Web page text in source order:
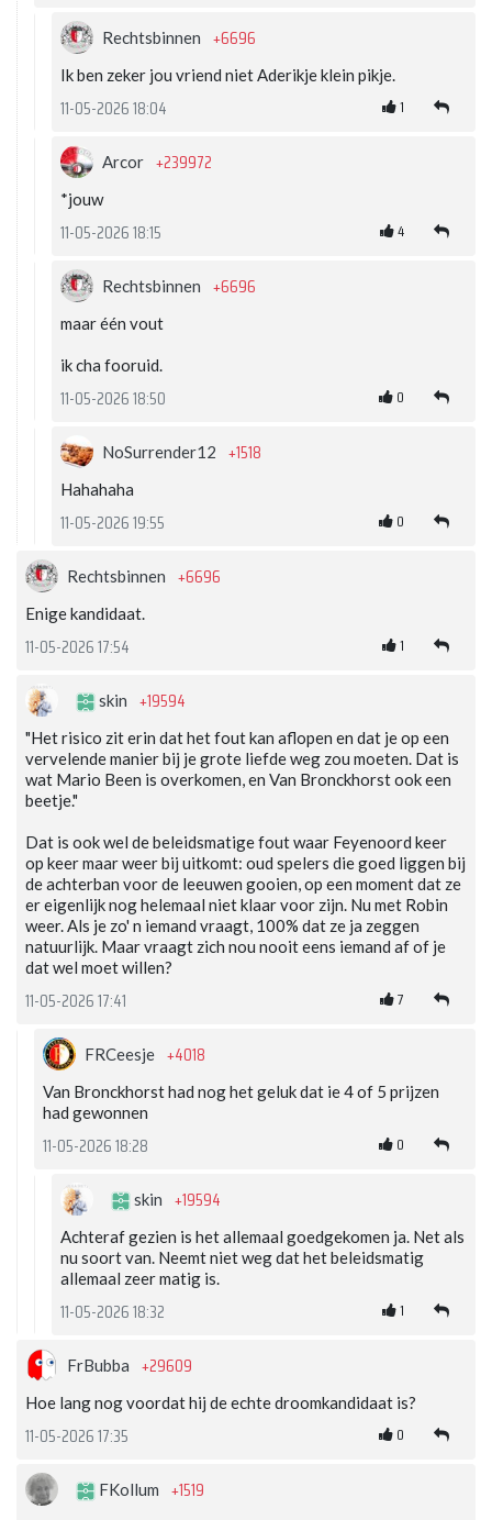
Rechtsbinnen +6696
Ik ben zeker jou vriend niet Aderikje klein pikje.
11-05-2026 18:04 1
Arcor +239972
*jouw
11-05-2026 18:15 4
Rechtsbinnen +6696
maar één vout
ik cha fooruid.
11-05-2026 18:50 0
NoSurrender12 +1518
Hahahaha
11-05-2026 19:55 0
Rechtsbinnen +6696
Enige kandidaat.
11-05-2026 17:54 1
skin +19594
"Het risico zit erin dat het fout kan aflopen en dat je op een
vervelende manier bij je grote liefde weg zou moeten. Dat is
wat Mario Been is overkomen, en Van Bronckhorst ook een
beetje."
Dat is ook wel de beleidsmatige fout waar Feyenoord keer
op keer maar weer bij uitkomt: oud spelers die goed liggen bij
de achterban voor de leeuwen gooien, op een moment dat ze
er eigenlijk nog helemaal niet klaar voor zijn. Nu met Robin
weer. Als je zo' n iemand vraagt, 100% dat ze ja zeggen
natuurlijk. Maar vraagt zich nou nooit eens iemand af of je
dat wel moet willen?
11-05-2026 17:41 7
FRCeesje +4018
Van Bronckhorst had nog het geluk dat ie 4 of 5 prijzen
had gewonnen
11-05-2026 18:28 0
skin +19594
Achteraf gezien is het allemaal goedgekomen ja. Net als
nu soort van. Neemt niet weg dat het beleidsmatig
allemaal zeer matig is.
11-05-2026 18:32 1
FrBubba +29609
Hoe lang nog voordat hij de echte droomkandidaat is?
11-05-2026 17:35 0
FKollum +1519